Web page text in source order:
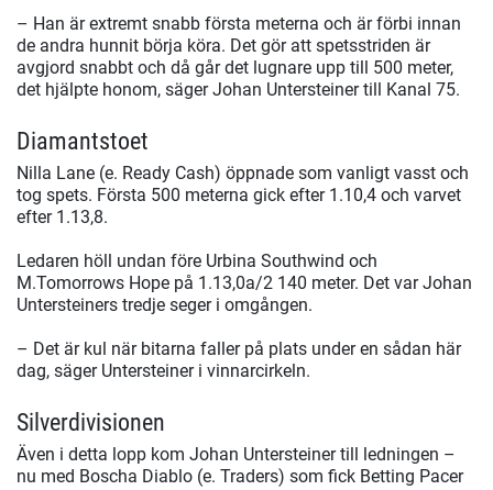
– Han är extremt snabb första meterna och är förbi innan
de andra hunnit börja köra. Det gör att spetsstriden är
avgjord snabbt och då går det lugnare upp till 500 meter,
det hjälpte honom, säger Johan Untersteiner till Kanal 75.
Diamantstoet
Nilla Lane (e. Ready Cash) öppnade som vanligt vasst och
tog spets. Första 500 meterna gick efter 1.10,4 och varvet
efter 1.13,8.
Ledaren höll undan före Urbina Southwind och
M.Tomorrows Hope på 1.13,0a/2 140 meter. Det var Johan
Untersteiners tredje seger i omgången.
– Det är kul när bitarna faller på plats under en sådan här
dag, säger Untersteiner i vinnarcirkeln.
Silverdivisionen
Även i detta lopp kom Johan Untersteiner till ledningen –
nu med Boscha Diablo (e. Traders) som fick Betting Pacer